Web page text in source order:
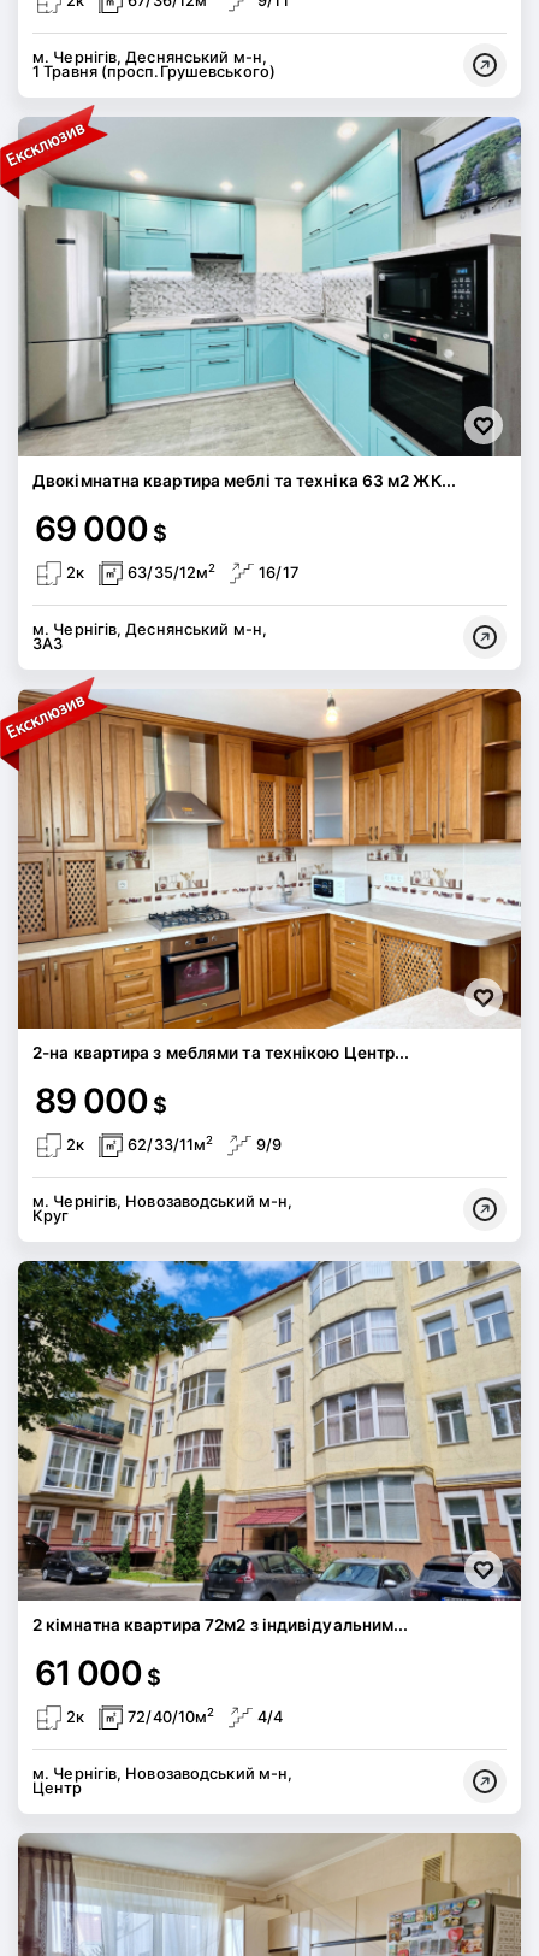
м. Чернігів, Деснянський м-н,
1 Травня (просп.Грушевського)
Двокімнатна квартира меблі та техніка 63 м2 ЖК...
69 000 $
2к 63/35/12м2 16/17
м. Чернігів, Деснянський м-н,
ЗАЗ
2-на квартира з меблями та технікою Центр...
89 000 $
2к 62/33/11м2 9/9
м. Чернігів, Новозаводський м-н,
Круг
2 кімнатна квартира 72м2 з індивідуальним...
61 000 $
2к 72/40/10м2 4/4
м. Чернігів, Новозаводський м-н,
Центр